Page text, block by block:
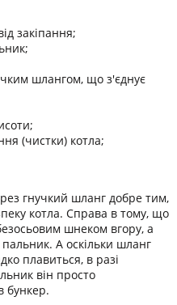
закіпання;
шлангом, що з'єднує
(чистки) котла;
гнучкий шланг добре тим,
котла. Справа в тому, що
шнеком вгору, а
А оскільки шланг
плавиться, в разі
він просто
бункер.